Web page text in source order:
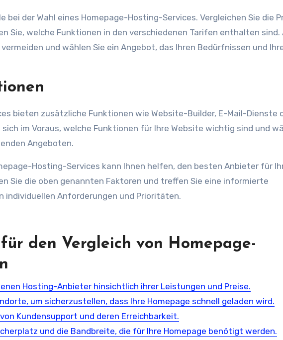
bei der Wahl eines Homepage-Hosting-Services. Vergleichen Sie die
Sie, welche Funktionen in den verschiedenen Tarifen enthalten sind.
und wählen Sie ein Angebot, das Ihren Bedürfnissen und
bieten zusätzliche Funktionen wie Website-Builder, E-Mail-Dienste
im Voraus, welche Funktionen für Ihre Website wichtig sind und
Angeboten.
Hosting-Services kann Ihnen helfen, den besten Anbieter für
Sie die oben genannten Faktoren und treffen Sie eine informierte
individuellen Anforderungen und Prioritäten.
den Vergleich von Homepage-
Hosting-Anbieter hinsichtlich ihrer Leistungen und Preise.
um sicherzustellen, dass Ihre Homepage schnell geladen wird.
Kundensupport und deren Erreichbarkeit.
und die Bandbreite, die für Ihre Homepage benötigt werden.